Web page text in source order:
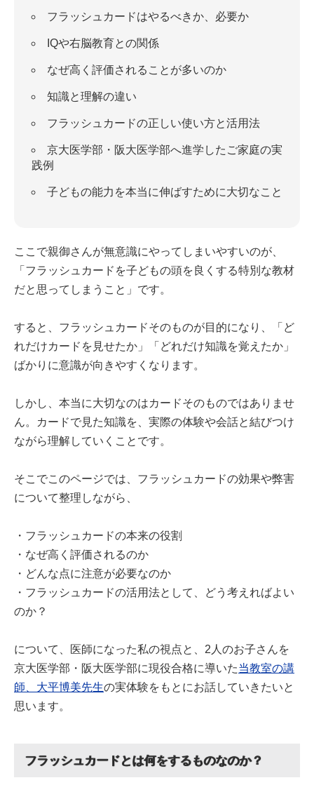
フラッシュカードはやるべきか、必要か
IQや右脳教育との関係
なぜ高く評価されることが多いのか
知識と理解の違い
フラッシュカードの正しい使い方と活用法
京大医学部・阪大医学部へ進学したご家庭の実
践例
子どもの能力を本当に伸ばすために大切なこと
ここで親御さんが無意識にやってしまいやすいのが、
「フラッシュカードを子どもの頭を良くする特別な教材
だと思ってしまうこと」です。
すると、フラッシュカードそのものが目的になり、「ど
れだけカードを見せたか」「どれだけ知識を覚えたか」
ばかりに意識が向きやすくなります。
しかし、本当に大切なのはカードそのものではありませ
ん。カードで見た知識を、実際の体験や会話と結びつけ
ながら理解していくことです。
そこでこのページでは、フラッシュカードの効果や弊害
について整理しながら、
・フラッシュカードの本来の役割
・なぜ高く評価されるのか
・どんな点に注意が必要なのか
・フラッシュカードの活用法として、どう考えればよい
のか？
について、医師になった私の視点と、2人のお子さんを
京大医学部・阪大医学部に現役合格に導いた当教室の講
師、大平博美先生の実体験をもとにお話していきたいと
思います。
フラッシュカードとは何をするものなのか？